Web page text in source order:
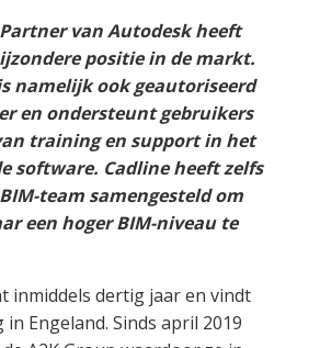
van Autodesk heeft
positie in de markt.
namelijk ook geautoriseerd
en ondersteunt gebruikers
training en support in het
software. Cadline heeft zelfs
team samengesteld om
een hoger BIM-niveau te
inmiddels dertig jaar en vindt
Engeland. Sinds april 2019